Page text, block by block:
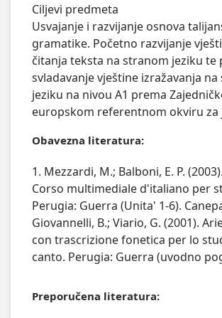
Ciljevi predmeta
Usvajanje i razvijanje osnova
gramatike. Početno razvijanje
čitanja teksta na stranom jeziku te
svladavanje vještine izražavanja
jeziku na nivou A1 prema
europskom referentnom okviru za
Obavezna literatura:
1. Mezzardi, M.; Balboni, E. P.
Corso multimediale d'italiano per
Perugia: Guerra (Unita' 1-6).
Giovannelli, B.; Viario, G. (2001).
con trascrizione fonetica per lo
canto. Perugia: Guerra (uvodno
Preporučena literatura: